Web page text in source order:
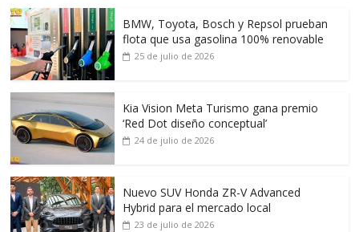
BMW, Toyota, Bosch y Repsol prueban
flota que usa gasolina 100% renovable
25 de julio de 2026
Kia Vision Meta Turismo gana premio
‘Red Dot diseño conceptual’
24 de julio de 2026
Nuevo SUV Honda ZR-V Advanced
Hybrid para el mercado local
23 de julio de 2026